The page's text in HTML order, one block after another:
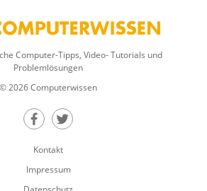
Computer-Tipps, Video- Tutorials und
Problemlösungen
© 2026 Computerwissen
Teilen auf Facebook
Teilen auf Twitter
Kontakt
Impressum